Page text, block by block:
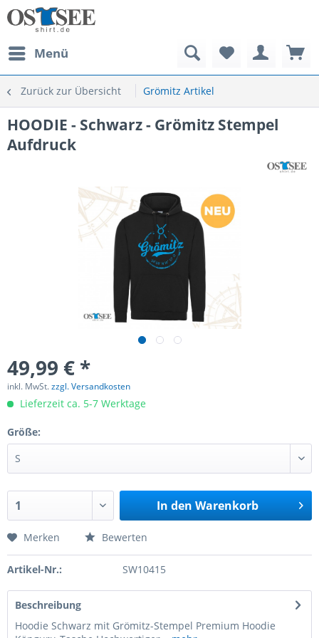
Menü
Zurück zur Übersicht Grömitz Artikel
HOODIE - Schwarz - Grömitz Stempel
Aufdruck
49,99 € *
inkl. MwSt.zzgl. Versandkosten
Lieferzeit ca. 5-7 Werktage
Größe:
In den Warenkorb
Merken Bewerten
Artikel-Nr.: SW10415
Beschreibung
Hoodie Schwarz mit Grömitz-Stempel Premium Hoodie